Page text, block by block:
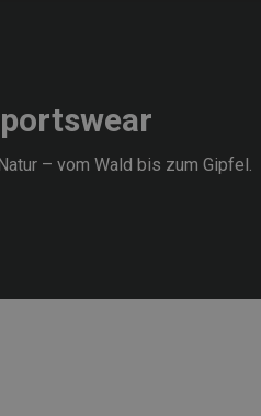
– vom Wald bis zum Gipfel.